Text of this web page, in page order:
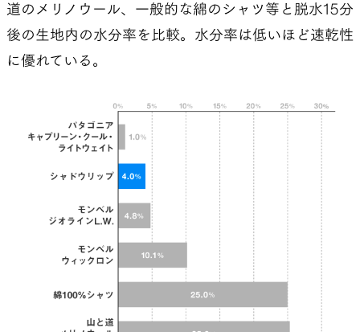
道のメリノウール、一般的な綿のシャツ等と脱水15分
後の生地内の水分率を比較。水分率は低いほど速乾性
に優れている。